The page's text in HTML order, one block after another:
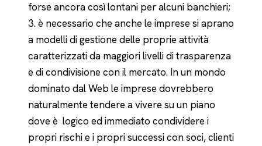
forse ancora così lontani per alcuni banchieri;
3. è necessario che anche le imprese si aprano
a modelli di gestione delle proprie attività
caratterizzati da maggiori livelli di trasparenza
e di condivisione con il mercato. In un mondo
dominato dal Web le imprese dovrebbero
naturalmente tendere a vivere su un piano
dove è logico ed immediato condividere i
propri rischi e i propri successi con soci, clienti